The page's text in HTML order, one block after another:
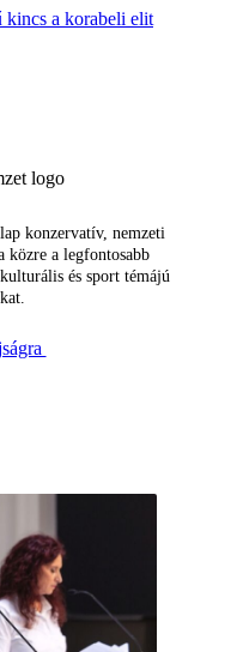
kincs a korabeli elit
konzervatív, nemzeti
közre a legfontosabb
és sport témájú